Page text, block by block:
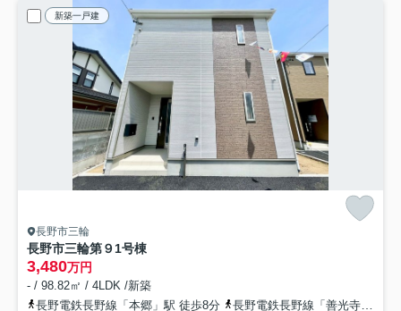
新築一戸建
長野市三輪
長野市三輪第９1号棟
3,480万円
- / 98.82㎡ / 4LDK /新築
長野電鉄長野線「本郷」駅 徒歩8分
長野電鉄長野線「善光寺下」駅 徒歩15分